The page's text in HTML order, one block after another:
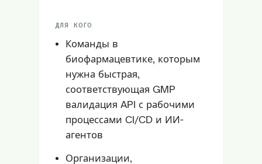
ДЛЯ КОГО
Команды в
биофармацевтике, которым
нужна быстрая,
соответствующая GMP
валидация API с рабочими
процессами CI/CD и ИИ-
агентов
Организации,